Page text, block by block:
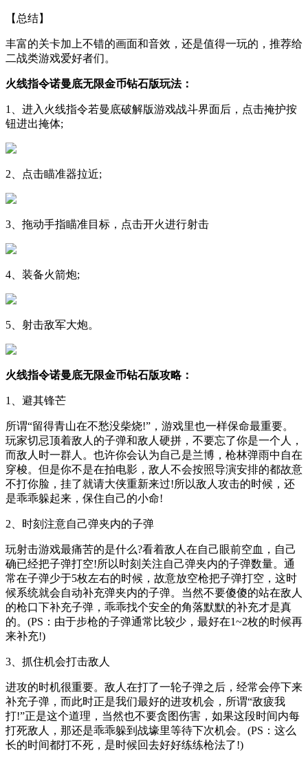
【总结】
丰富的关卡加上不错的画面和音效，还是值得一玩的，推荐给
二战类游戏爱好者们。
火线指令诺曼底无限金币钻石版玩法：
1、进入火线指令若曼底破解版游戏战斗界面后，点击掩护按
钮进出掩体;
2、点击瞄准器拉近;
3、拖动手指瞄准目标，点击开火进行射击
4、装备火箭炮;
5、射击敌军大炮。
火线指令诺曼底无限金币钻石版攻略：
1、避其锋芒
所谓“留得青山在不愁没柴烧!”，游戏里也一样保命最重要。
玩家切忌顶着敌人的子弹和敌人硬拼，不要忘了你是一个人，
而敌人时一群人。也许你会认为自己是兰博，枪林弹雨中自在
穿梭。但是你不是在拍电影，敌人不会按照导演安排的都故意
不打你脸，挂了就请大侠重新来过!所以敌人攻击的时候，还
是乖乖躲起来，保住自己的小命!
2、时刻注意自己弹夹内的子弹
玩射击游戏最痛苦的是什么?看着敌人在自己眼前空血，自己
确已经把子弹打空!所以时刻关注自己弹夹内的子弹数量。通
常在子弹少于5枚左右的时候，故意放空枪把子弹打空，这时
候系统就会自动补充弹夹内的子弹。当然不要傻傻的站在敌人
的枪口下补充子弹，乖乖找个安全的角落默默的补充才是真
的。(PS：由于步枪的子弹通常比较少，最好在1~2枚的时候再
来补充!)
3、抓住机会打击敌人
进攻的时机很重要。敌人在打了一轮子弹之后，经常会停下来
补充子弹，而此时正是我们最好的进攻机会，所谓“敌疲我
打!”正是这个道理，当然也不要贪图伤害，如果这段时间内每
打死敌人，那还是乖乖躲到战壕里等待下次机会。(PS：这么
长的时间都打不死，是时候回去好好练练枪法了!)